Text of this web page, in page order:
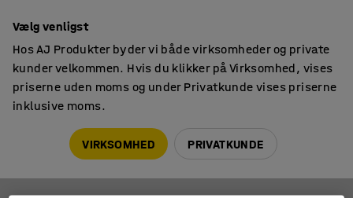
Tidsskriftholdere
Vælg venligst
Hos AJ Produkter byder vi både virksomheder og private
kunder velkommen. Hvis du klikker på Virksomhed, vises
priserne uden moms og under Privatkunde vises priserne
inklusive moms.
VIRKSOMHED PRIVATKUNDE